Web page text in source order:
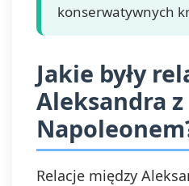
konserwatywnych
Jakie były
Aleksandra z
Relacje między